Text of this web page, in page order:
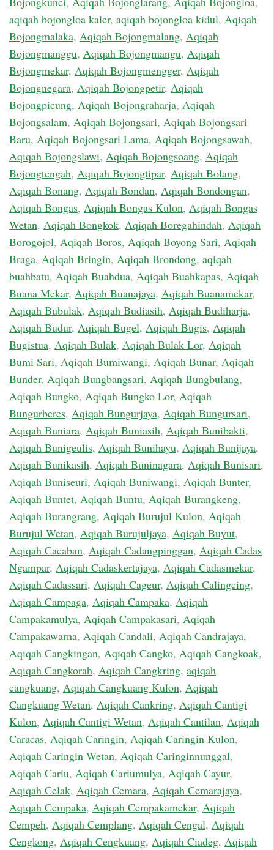
aqiqah bojongloa kaler, aqiqah bojongloa kidul, Aqiqah
Bojongmalaka, Aqiqah Bojongmalang, Aqiqah
Bojongmanggu, Aqiqah Bojongmangu, Aqiqah
Bojongmekar, Aqiqah Bojongmengger, Aqiqah
Bojongnegara, Aqiqah Bojongpetir, Aqiqah
Bojongpicung, Aqiqah Bojongraharja, Aqiqah
Bojongsalam, Aqiqah Bojongsari, Aqiqah Bojongsari
Baru, Aqiqah Bojongsari Lama, Aqiqah Bojongsawah,
Aqiqah Bojongslawi, Aqiqah Bojongsoang, Aqiqah
Bojongtengah, Aqiqah Bojongtipar, Aqiqah Bolang,
Aqiqah Bonang, Aqiqah Bondan, Aqiqah Bondongan,
Aqiqah Bongas, Aqiqah Bongas Kulon, Aqiqah Bongas
Wetan, Aqiqah Bongkok, Aqiqah Boregahindah, Aqiqah
Borogojol, Aqiqah Boros, Aqiqah Boyong Sari, Aqiqah
Braga, Aqiqah Bringin, Aqiqah Brondong, aqiqah
buahbatu, Aqiqah Buahdua, Aqiqah Buahkapas, Aqiqah
Buana Mekar, Aqiqah Buanajaya, Aqiqah Buanamekar,
Aqiqah Bubulak, Aqiqah Budiasih, Aqiqah Budiharja,
Aqiqah Budur, Aqiqah Bugel, Aqiqah Bugis, Aqiqah
Bugistua, Aqiqah Bulak, Aqiqah Bulak Lor, Aqiqah
Bumi Sari, Aqiqah Bumiwangi, Aqiqah Bunar, Aqiqah
Bunder, Aqiqah Bungbangsari, Aqiqah Bungbulang,
Aqiqah Bungko, Aqiqah Bungko Lor, Aqiqah
Bungurberes, Aqiqah Bungurjaya, Aqiqah Bungursari,
Aqiqah Buniara, Aqiqah Buniasih, Aqiqah Bunibakti,
Aqiqah Bunigeulis, Aqiqah Bunihayu, Aqiqah Bunijaya,
Aqiqah Bunikasih, Aqiqah Buninagara, Aqiqah Bunisari,
Aqiqah Buniseuri, Aqiqah Buniwangi, Aqiqah Bunter,
Aqiqah Buntet, Aqiqah Buntu, Aqiqah Burangkeng,
Aqiqah Burangrang, Aqiqah Burujul Kulon, Aqiqah
Burujul Wetan, Aqiqah Burujuljaya, Aqiqah Buyut,
Aqiqah Cacaban, Aqiqah Cadangpinggan, Aqiqah Cadas
Ngampar, Aqiqah Cadaskertajaya, Aqiqah Cadasmekar,
Aqiqah Cadassari, Aqiqah Cageur, Aqiqah Calingcing,
Aqiqah Campaga, Aqiqah Campaka, Aqiqah
Campakamulya, Aqiqah Campakasari, Aqiqah
Campakawarna, Aqiqah Candali, Aqiqah Candrajaya,
Aqiqah Cangkingan, Aqiqah Cangko, Aqiqah Cangkoak,
Aqiqah Cangkorah, Aqiqah Cangkring, aqiqah
cangkuang, Aqiqah Cangkuang Kulon, Aqiqah
Cangkuang Wetan, Aqiqah Cankring, Aqiqah Cantigi
Kulon, Aqiqah Cantigi Wetan, Aqiqah Cantilan, Aqiqah
Caracas, Aqiqah Caringin, Aqiqah Caringin Kulon,
Aqiqah Caringin Wetan, Aqiqah Caringinnunggal,
Aqiqah Cariu, Aqiqah Cariumulya, Aqiqah Cayur,
Aqiqah Celak, Aqiqah Cemara, Aqiqah Cemarajaya,
Aqiqah Cempaka, Aqiqah Cempakamekar, Aqiqah
Cempeh, Aqiqah Cemplang, Aqiqah Cengal, Aqiqah
Cengkong, Aqiqah Cengkuang, Aqiqah Ciadeg, Aqiqah